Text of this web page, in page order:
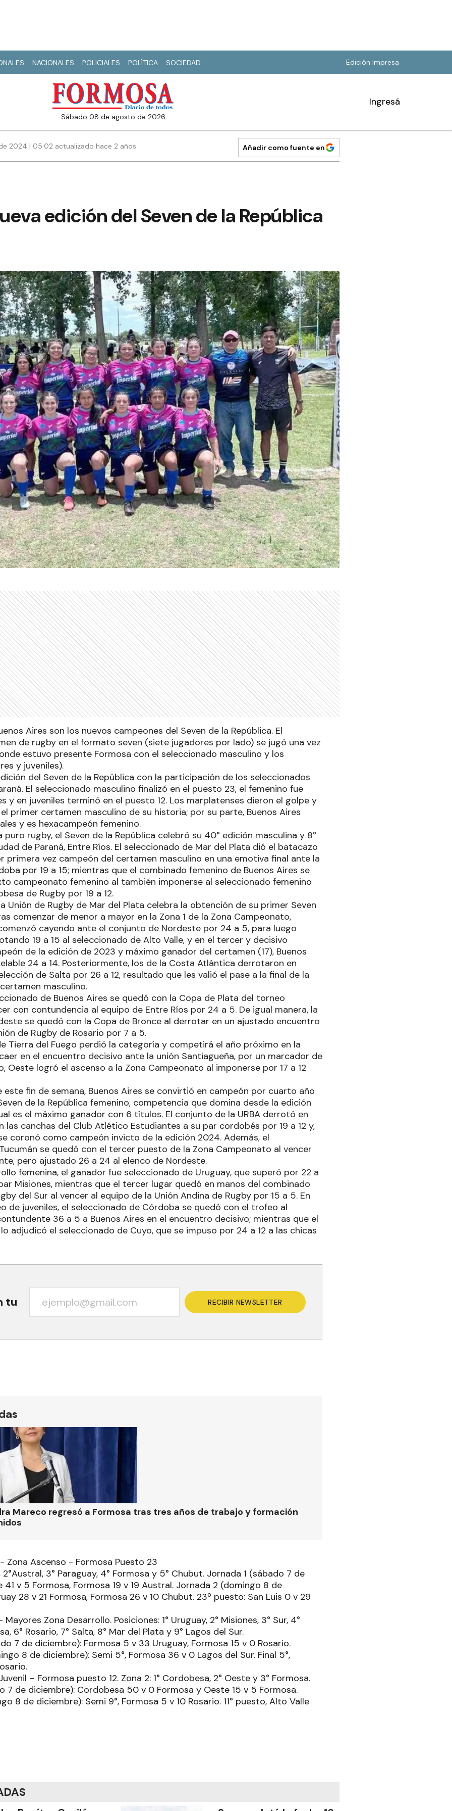
NACIONALES POLICIALES POLÍTICA SOCIEDAD Edición Impresa
sábado 08 de agosto de 2026
Ingresá
2024 | 05:02 actualizado hace 2 años Añadir como fuente en
edición del Seven de la República
Aires son los nuevos campeones del Seven de la República. El
de rugby en el formato seven (siete jugadores por lado) se jugó una vez
estuvo presente Formosa con el seleccionado masculino y los
y juveniles).
del Seven de la República con la participación de los seleccionados
El seleccionado masculino finalizó en el puesto 23, el femenino fue
y en juveniles terminó en el puesto 12. Los marplatenses dieron el golpe y
primer certamen masculino de su historia; por su parte, Buenos Aires
y es hexacampeón femenino.
puro rugby, el Seven de la República celebró su 40° edición masculina y 8°
de Paraná, Entre Ríos. El seleccionado de Mar del Plata dió el batacazo
primera vez campeón del certamen masculino en una emotiva final ante la
por 19 a 15; mientras que el combinado femenino de Buenos Aires se
campeonato femenino al también imponerse al seleccionado femenino
de Rugby por 19 a 12.
Unión de Rugby de Mar del Plata celebra la obtención de su primer Seven
comenzar de menor a mayor en la Zona 1 de la Zona Campeonato,
cayendo ante el conjunto de Nordeste por 24 a 5, para luego
19 a 15 al seleccionado de Alto Valle, y en el tercer y decisivo
de la edición de 2023 y máximo ganador del certamen (17), Buenos
24 a 14. Posteriormente, los de la Costa Atlántica derrotaron en
de Salta por 26 a 12, resultado que les valió el pase a la final de la
masculino.
de Buenos Aires se quedó con la Copa de Plata del torneo
con contundencia al equipo de Entre Ríos por 24 a 5. De igual manera, la
se quedó con la Copa de Bronce al derrotar en un ajustado encuentro
de Rugby de Rosario por 7 a 5.
Tierra del Fuego perdió la categoría y competirá el año próximo en la
en el encuentro decisivo ante la unión Santiagueña, por un marcador de
Oeste logró el ascenso a la Zona Campeonato al imponerse por 17 a 12
fin de semana, Buenos Aires se convirtió en campeón por cuarto año
de la República femenino, competencia que domina desde la edición
es el máximo ganador con 6 títulos. El conjunto de la URBA derrotó en
las canchas del Club Atlético Estudiantes a su par cordobés por 19 a 12 y,
coronó como campeón invicto de la edición 2024. Además, el
se quedó con el tercer puesto de la Zona Campeonato al vencer
pero ajustado 26 a 24 al elenco de Nordeste.
femenina, el ganador fue seleccionado de Uruguay, que superó por 22 a
Misiones, mientras que el tercer lugar quedó en manos del combinado
del Sur al vencer al equipo de la Unión Andina de Rugby por 15 a 5. En
de juveniles, el seleccionado de Córdoba se quedó con el trofeo al
36 a 5 a Buenos Aires en el encuentro decisivo; mientras que el
adjudicó el seleccionado de Cuyo, que se impuso por 24 a 12 a las chicas
tu RECIBIR NEWSLETTER
Mareco regresó a Formosa tras tres años de trabajo y formación
Zona Ascenso - Formosa Puesto 23
2°Austral, 3° Paraguay, 4° Formosa y 5° Chubut. Jornada 1 (sábado 7 de
v 5 Formosa, Formosa 19 v 19 Austral. Jornada 2 (domingo 8 de
28 v 21 Formosa, Formosa 26 v 10 Chubut. 23º puesto: San Luis 0 v 29
Zona Desarrollo. Posiciones: 1° Uruguay, 2° Misiones, 3° Sur, 4°
6° Rosario, 7° Salta, 8° Mar del Plata y 9° Lagos del Sur.
7 de diciembre): Formosa 5 v 33 Uruguay, Formosa 15 v 0 Rosario.
8 de diciembre): Semi 5°, Formosa 36 v 0 Lagos del Sur. Final 5°,
– Formosa puesto 12. Zona 2: 1° Cordobesa, 2° Oeste y 3° Formosa.
7 de diciembre): Cordobesa 50 v 0 Formosa y Oeste 15 v 5 Formosa.
8 de diciembre): Semi 9°, Formosa 5 v 10 Rosario. 11° puesto, Alto Valle